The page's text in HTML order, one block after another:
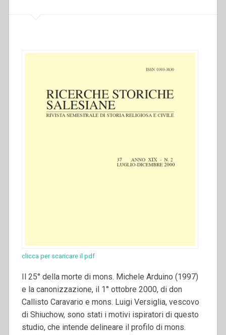
clicca per scaricare il pdf
Il 25° della morte di mons. Michele Arduino (1997)
e la canonizzazione, il 1° ottobre 2000, di don
Callisto Caravario e mons. Luigi Versiglia, vescovo
di Shiuchow, sono stati i motivi ispiratori di questo
studio, che intende delineare il profilo di mons.